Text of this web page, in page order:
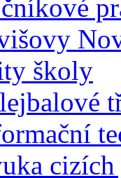
školy
cizích